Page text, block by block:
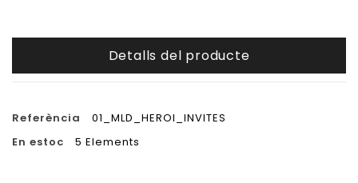
Detalls del producte
Referència
01_MLD_HEROI_INVITES
En estoc
5 Elements